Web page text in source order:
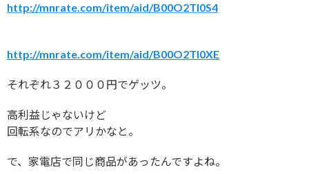
http://mnrate.com/item/aid/B00O2TI0S4
http://mnrate.com/item/aid/B00O2TI0XE
それぞれ３２０００円でゲッツ。
高利益じゃないけど
回転系なのでアリかなと。
で、家電店で同じ商品があったんですよね。